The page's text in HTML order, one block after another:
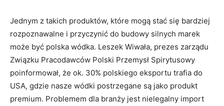
Jednym z takich produktów, które mogą stać się bardziej
rozpoznawalne i przyczynić do budowy silnych marek
może być polska wódka. Leszek Wiwała, prezes zarządu
Związku Pracodawców Polski Przemysł Spirytusowy
poinformował, że ok. 30% polskiego eksportu trafia do
USA, gdzie nasze wódki postrzegane są jako produkt
premium. Problemem dla branży jest nielegalny import